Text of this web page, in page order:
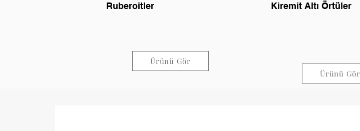
Ruberoitler
Ürünü Gör
Kiremit Altı Örtüler
Ürünü Gör